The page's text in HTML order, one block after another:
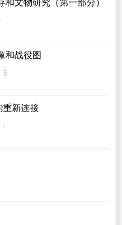
和战役图
5
重新连接
-